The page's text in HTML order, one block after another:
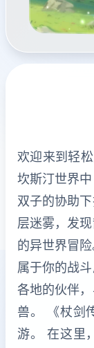
欢迎来到轻
坎斯汀世界
双子的协助
层迷雾，发
的异世界冒
属于你的战
各地的伙伴
兽。 《杖剑
游。 在这里